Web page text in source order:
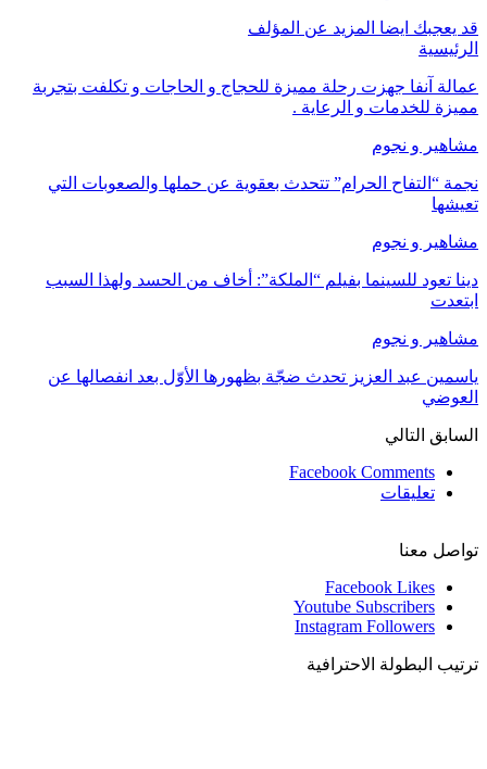
قد يعجبك ايضا المزيد عن المؤلف
الرئيسية
عمالة آنفا جهزت رحلة مميزة للحجاج و الحاجات و تكلفت بتجربة
مميزة للخدمات و الرعاية .
مشاهير و نجوم
نجمة “التفاح الحرام” تتحدث بعقوية عن حملها والصعوبات التي
تعيشها
مشاهير و نجوم
دينا تعود للسينما بفيلم “الملكة”: أخاف من الحسد ولهذا السبب
ابتعدت
مشاهير و نجوم
ياسمين عبد العزيز تحدث ضجّة بظهورها الأوّل بعد انفصالها عن
العوضي
السابق التالي
Facebook Comments
تعليقات
تواصل معنا
Facebook Likes
Youtube Subscribers
Instagram Followers
ترتيب البطولة الاحترافية